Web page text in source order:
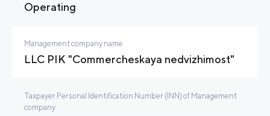
Operating
Management company name
LLC PIK "Commercheskaya nedvizhimost"
Taxpayer Personal Identification Number (INN) of Management
company